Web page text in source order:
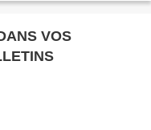
VOS